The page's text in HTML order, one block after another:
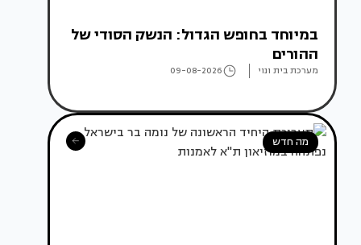
במיוחד בחופש הגדול: הנשק הסודי של
ההורים
מערכת בית ונוי 09-08-2026
מה חדש